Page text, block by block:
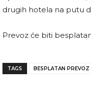
drugih hotela na putu
Prevoz će biti
TAGS BESPLATAN PREVOZ